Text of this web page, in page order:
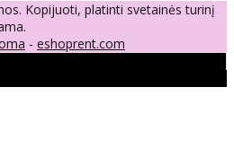
Kopijuoti, platinti svetainės turinį
- eshoprent.com